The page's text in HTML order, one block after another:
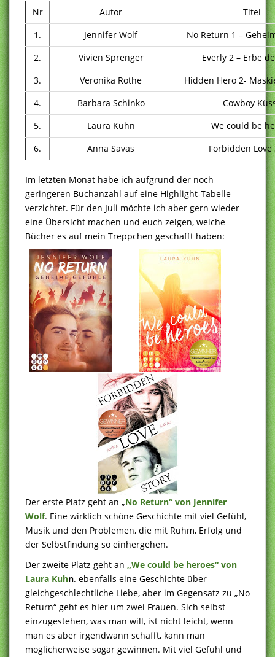
Nr Autor
Titel
1.
Jennifer Wolf
No Return 1 –
2.
Vivien Sprenger
Everly 2 – Erbe
3.
Veronika Rothe
Hidden Hero 2-
4.
Barbara Schinko
Cowboy
5.
Laura Kuhn
We could be
6.
Anna Savas Forbidden Love
Im letzten Monat habe ich aufgrund der noch
geringeren Buchanzahl auf eine Highlight-Tabelle
verzichtet. Für den Juli möchte ich aber gern wieder
eine Übersicht machen und euch zeigen, welche
Bücher es auf mein Treppchen geschafft haben:
Der erste Platz geht an „No Return“ von Jennifer
Wolf. Eine wirklich schöne Geschichte mit viel Gefühl,
Musik und den Problemen, die mit Ruhm, Erfolg und
der Selbstfindung so einhergehen.
Der zweite Platz geht an „We could be heroes“ von
Laura Kuhn. ebenfalls eine Geschichte über
gleichgeschlechtliche Liebe, aber im Gegensatz zu „No
Return“ geht es hier um zwei Frauen. Sich selbst
einzugestehen, was man will, ist nicht leicht, wenn
man es aber irgendwann schafft, kann man
möglicherweise sogar gewinnen. Mit viel Gefühl und